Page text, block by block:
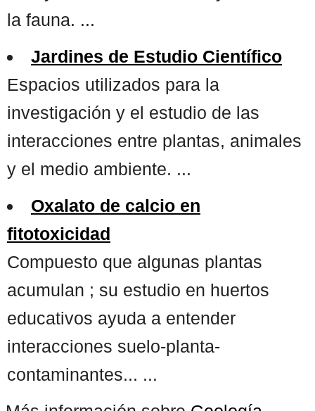
la fauna. ...
Jardines de Estudio Científico
Espacios utilizados para la
investigación y el estudio de las
interacciones entre plantas, animales
y el medio ambiente. ...
Oxalato de calcio en
fitotoxicidad
Compuesto que algunas plantas
acumulan ; su estudio en huertos
educativos ayuda a entender
interacciones suelo-planta-
contaminantes... ...